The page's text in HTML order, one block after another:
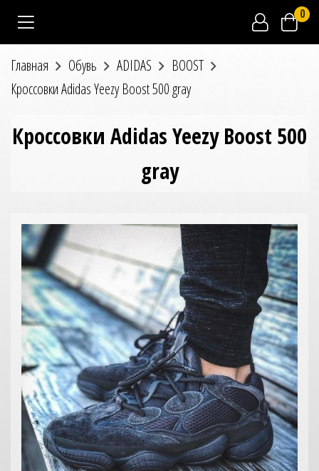
0
Главная Обувь ADIDAS
BOOST
Кроссовки Adidas Yeezy Boost 500 gray
Кроссовки Adidas Yeezy Boost 500
gray